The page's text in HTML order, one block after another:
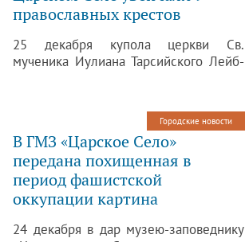
православных крестов
25 декабря купола церкви Св.
мученика Иулиана Тарсийского Лейб-
православных крестов.
Городские новости
В ГМЗ «Царское Село»
передана похищенная в
период фашистской
оккупации картина
24 декабря в дар музею-заповеднику